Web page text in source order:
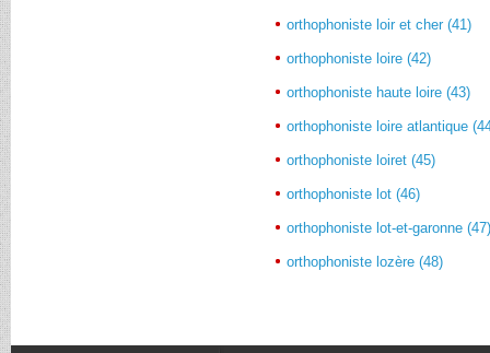
orthophoniste loir et cher (41)
orthophoniste loire (42)
orthophoniste haute loire (43)
orthophoniste loire atlantique
orthophoniste loiret (45)
orthophoniste lot (46)
orthophoniste lot-et-garonne
orthophoniste lozère (48)